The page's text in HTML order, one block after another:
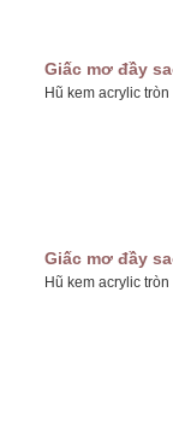
Giấc mơ đầy
Hũ kem acrylic
Giấc mơ đầy
Hũ kem acrylic